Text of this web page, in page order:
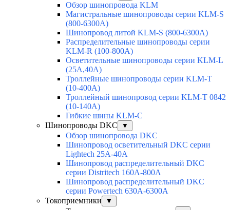
Обзор шинопровода KLM
Магистральные шинопроводы серии KLM-S
(800-6300А)
Шинопровод литой KLM-S (800-6300А)
Распределительные шинопроводы серии
KLM-R (100-800А)
Осветительные шинопроводы серии KLM-L
(25А,40А)
Троллейные шинопроводы серии KLM-T
(10-400А)
Троллейный шинопровод серии KLM-T 0842
(10-140А)
Гибкие шины KLM-С
Шинопроводы DKC
▼
Обзор шинопровода DKC
Шинопровод осветительный DKC серии
Lightech 25А-40А
Шинопровод распределительный DKC
серии Distritech 160А-800А
Шинопровод распределительный DKC
серии Powertech 630А-6300А
Токоприемники
▼